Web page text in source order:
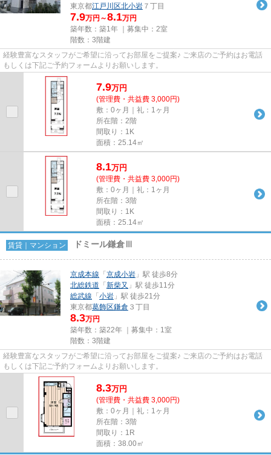
東京都江戸川区北小岩 ７丁目
7.9万円～8.1万円
築年数：築1年 ｜募集中： 2室
階数：3階建
経験豊富なスタッフがご希望に沿ってお部屋をご提案♪ ご来店のご予約はお電話
もしくは下記ご予約フォームよりお願いします。
7.9万円
(管理費・共益費 3,000円)
敷：0ヶ月｜礼：1ヶ月
所在階：2階
間取り：1K
面積：25.14㎡
8.1万円
(管理費・共益費 3,000円)
敷：0ヶ月｜礼：1ヶ月
所在階：3階
間取り：1K
面積：25.14㎡
賃貸｜マンション ドミール鎌倉Ⅲ
京成本線 「 京成小岩 」駅 徒歩8分
北総鉄道 「 新柴又 」駅 徒歩11分
総武線 「 小岩 」駅 徒歩21分
東京都葛飾区鎌倉 ３丁目
8.3万円
築年数：築22年 ｜募集中： 1室
階数：3階建
経験豊富なスタッフがご希望に沿ってお部屋をご提案♪ ご来店のご予約はお電話
もしくは下記ご予約フォームよりお願いします。
8.3万円
(管理費・共益費 3,000円)
敷：0ヶ月｜礼：1ヶ月
所在階：3階
間取り：1R
面積：38.00㎡